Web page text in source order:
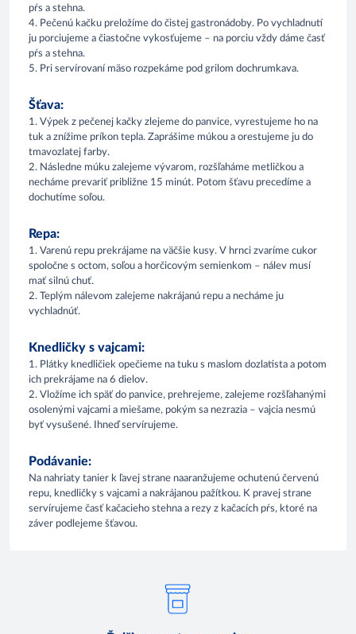
pŕs a stehna.
4. Pečenú kačku preložíme do čistej gastronádoby. Po vychladnutí
ju porciujeme a čiastočne vykosťujeme – na porciu vždy dáme časť
pŕs a stehna.
5. Pri servírovaní mäso rozpekáme pod grilom dochrumkava.
Šťava:
1. Výpek z pečenej kačky zlejeme do panvice, vyrestujeme ho na
tuk a znížime príkon tepla. Zaprášime múkou a orestujeme ju do
tmavozlatej farby.
2. Následne múku zalejeme vývarom, rozšľaháme metličkou a
necháme prevariť približne 15 minút. Potom šťavu precedíme a
dochutíme soľou.
Repa:
1. Varenú repu prekrájame na väčšie kusy. V hrnci zvaríme cukor
spoločne s octom, soľou a horčicovým semienkom – nálev musí
mať silnú chuť.
2. Teplým nálevom zalejeme nakrájanú repu a necháme ju
vychladnúť.
Knedličky s vajcami:
1. Plátky knedličiek opečieme na tuku s maslom dozlatista a potom
ich prekrájame na 6 dielov.
2. Vložíme ich späť do panvice, prehrejeme, zalejeme rozšľahanými
osolenými vajcami a miešame, pokým sa nezrazia – vajcia nesmú
byť vysušené. Ihneď servírujeme.
Podávanie:
Na nahriaty tanier k ľavej strane naaranžujeme ochutenú červenú
repu, knedličky s vajcami a nakrájanou pažítkou. K pravej strane
servírujeme časť kačacieho stehna a rezy z kačacích pŕs, ktoré na
záver podlejeme šťavou.